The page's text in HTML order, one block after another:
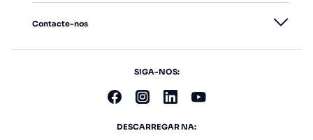
Contacte-nos
SIGA-NOS:
DESCARREGAR NA: